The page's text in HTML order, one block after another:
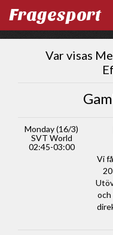
Fragesport
Var visas
Monday (16/3)
SVT World
02:45-03:00
Vi
och